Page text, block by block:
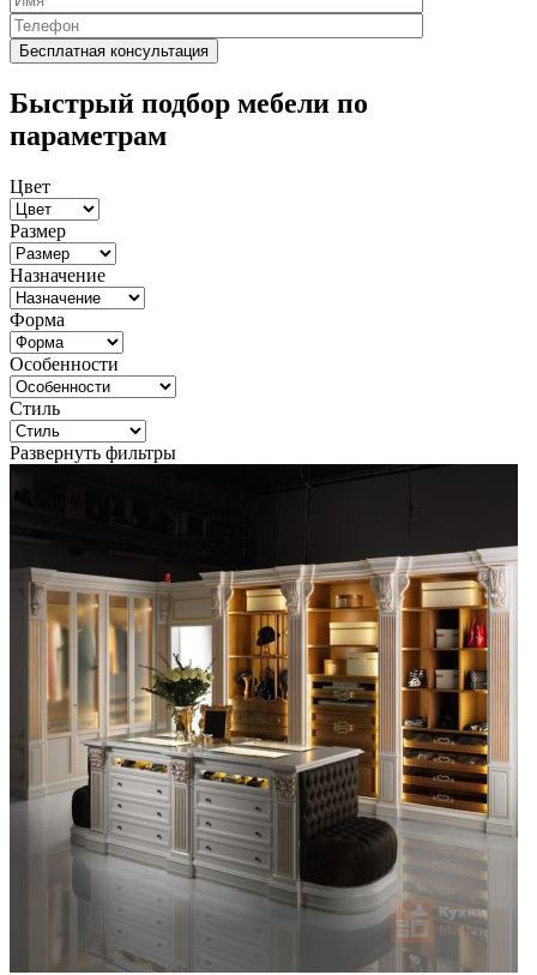
Быстрый подбор мебели по
параметрам
Цвет
Размер
Назначение
Форма
Особенности
Стиль
Развернуть фильтры